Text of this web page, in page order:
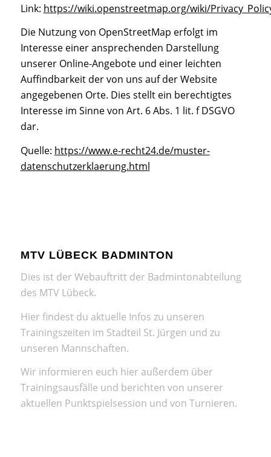
Link: https://wiki.openstreetmap.org/wiki/
Die Nutzung von OpenStreetMap erfolgt im
Interesse einer ansprechenden Darstellung
unserer Online-Angebote und einer leichten
Auffindbarkeit der von uns auf der Website
angegebenen Orte. Dies stellt ein berechtigtes
Interesse im Sinne von Art. 6 Abs. 1 lit. f DSGVO
dar.
Quelle: https://www.e-recht24.de/muster-
datenschutzerklaerung.html
MTV LÜBECK BADMINTON
Dies ist der Webauftritt der Badmintonabteilung
des MTV Lübeck.
Hier findest du aktuelle Infos zu unseren
Trainingszeiten im Stadteil St. Jürgen und zu
unseren Mannschaften.
Wir informieren euch hier außerdem über
Trainingsausfälle und berichten von unserer
aktuellen Punktspielsession und von Turnieren.